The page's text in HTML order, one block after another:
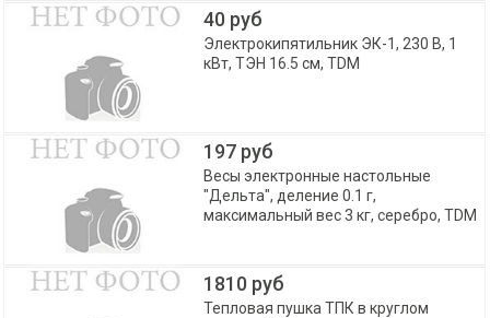
40 руб
Электрокипятильник ЭК-1, 230 В, 1
кВт, ТЭН 16.5 см, TDM
197 руб
Весы электронные настольные
"Дельта", деление 0.1 г,
максимальный вес 3 кг, серебро, TDM
1810 руб
Тепловая пушка ТПК в круглом